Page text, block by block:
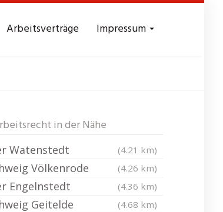
Arbeitsverträge Impressum
in der Nähe
Watenstedt (4.21 km)
Völkenrode (4.26 km)
Engelnstedt (4.36 km)
Geitelde (4.68 km)